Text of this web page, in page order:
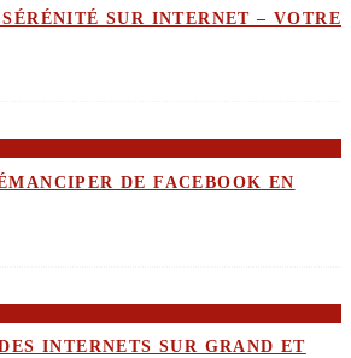
SUR INTERNET – VOTRE
DE FACEBOOK EN
INTERNETS SUR GRAND ET